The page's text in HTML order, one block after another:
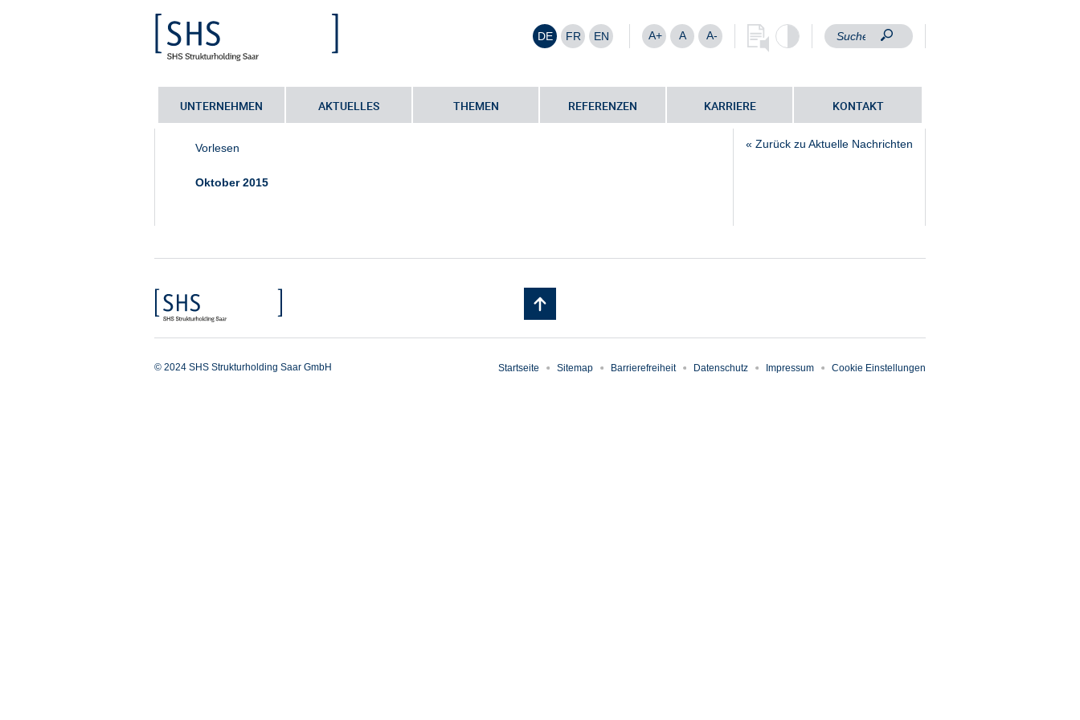
DE FR EN A+ A A-
UNTERNEHMEN AKTUELLES THEMEN REFERENZEN KARRIERE KONTAKT
Sie sind hier: Startseite Ansprechpartner Petra Kutsch | LEGS
Vorlesen
Oktober 2015
« Zurück zu Aktuelle Nachrichten
© 2024 SHS Strukturholding Saar GmbH Startseite Sitemap Barrierefreiheit Datenschutz Impressum Cookie Einstellungen